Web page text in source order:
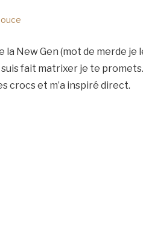
la New Gen (mot de merde je
suis fait matrixer je te
crocs et m’a inspiré direct.